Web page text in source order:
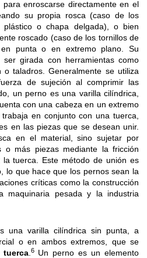
enroscarse directamente en el
su propia rosca (caso de los
plástico o chapa delgada), o bien
roscado (caso de los tornillos de
punta o en extremo plano. Su
girada con herramientas como
o taladros. Generalmente se utiliza
de sujeción al comprimir las
un perno es una varilla cilíndrica,
con una cabeza en un extremo
en conjunto con una tuerca,
en las piezas que se desean unir.
en el material, sino sujetar por
o más piezas mediante la fricción
tuerca. Este método de unión es
lo que hace que los pernos sean la
críticas como la construcción
maquinaria pesada y la industria
una varilla cilíndrica sin punta, a
o en ambos extremos, que se
tuerca. 6Un perno es un elemento